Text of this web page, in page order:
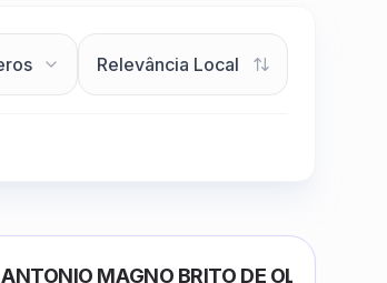
ANTONIO MAGNO BRITO DE OLIVEIRA